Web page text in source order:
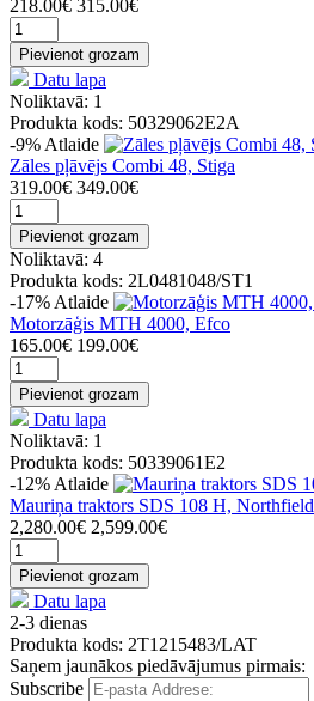
218.00€ 315.00€
Pievienot grozam
Datu lapa
Noliktavā: 1
Produkta kods: 50329062E2A
-9% Atlaide
Zāles pļāvējs Combi 48, Stiga
319.00€ 349.00€
Pievienot grozam
Noliktavā: 4
Produkta kods: 2L0481048/ST1
-17% Atlaide
Motorzāģis MTH 4000, Efco
165.00€ 199.00€
Pievienot grozam
Datu lapa
Noliktavā: 1
Produkta kods: 50339061E2
-12% Atlaide
Mauriņa traktors SDS 108 H, Northfield
2,280.00€ 2,599.00€
Pievienot grozam
Datu lapa
2-3 dienas
Produkta kods: 2T1215483/LAT
Saņem jaunākos piedāvājumus pirmais:
Subscribe